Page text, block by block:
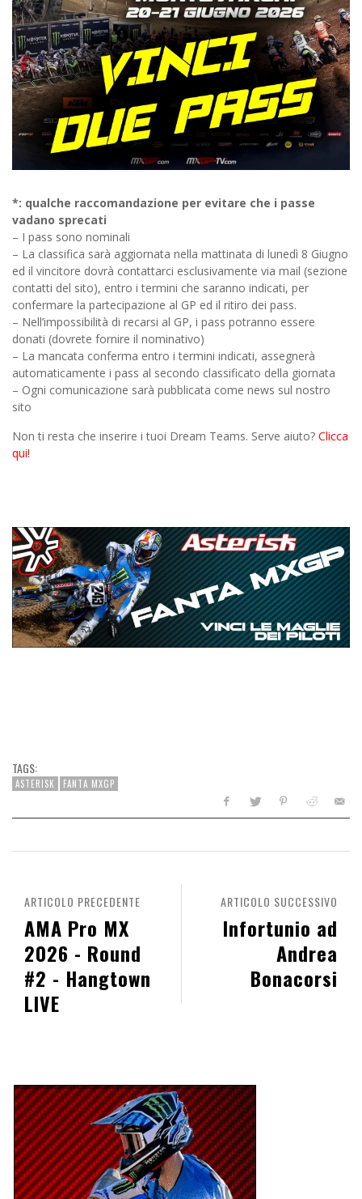
*: qualche raccomandazione per evitare che i passe
vadano sprecati
– I pass sono nominali
– La classifica sarà aggiornata nella mattinata di lunedì 8 Giugno
ed il vincitore dovrà contattarci esclusivamente via mail (sezione
contatti del sito), entro i termini che saranno indicati, per
confermare la partecipazione al GP ed il ritiro dei pass.
– Nell’impossibilità di recarsi al GP, i pass potranno essere
donati (dovrete fornire il nominativo)
– La mancata conferma entro i termini indicati, assegnerà
automaticamente i pass al secondo classificato della giornata
– Ogni comunicazione sarà pubblicata come news sul nostro
sito
Non ti resta che inserire i tuoi Dream Teams. Serve aiuto? Clicca
qui!
TAGS:
ASTERISK FANTA MXGP
ARTICOLO SUCCESSIVO
Infortunio ad
Andrea
Bonacorsi
ARTICOLO PRECEDENTE
AMA Pro MX
2026 - Round
#2 - Hangtown
LIVE